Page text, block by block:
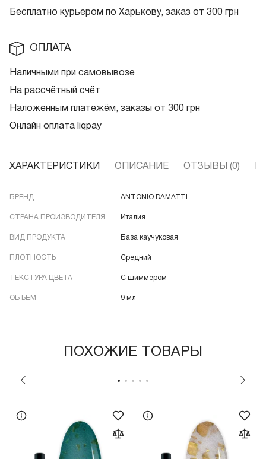
Бесплатно курьером по Харькову, заказ от 300 грн
ОПЛАТА
Наличными при самовывозе
На рассчётный счёт
Наложенным платежём, заказы от 300 грн
Онлайн оплата liqpay
ХАРАКТЕРИСТИКИ ОПИСАНИЕ ОТЗЫВЫ (0)
БРЕНД ANTONIO DAMATTI
СТРАНА ПРОИЗВОДИТЕЛЯ Италия
ВИД ПРОДУКТА База каучуковая
ПЛОТНОСТЬ Средний
ТЕКСТУРА ЦВЕТА С шиммером
ОБЪЁМ 9 мл
ПОХОЖИЕ ТОВАРЫ